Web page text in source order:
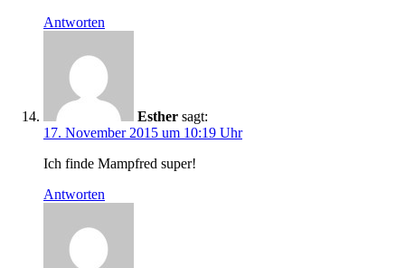
Antworten
Esther sagt:
17. November 2015 um 10:19 Uhr
Ich finde Mampfred super!
Antworten